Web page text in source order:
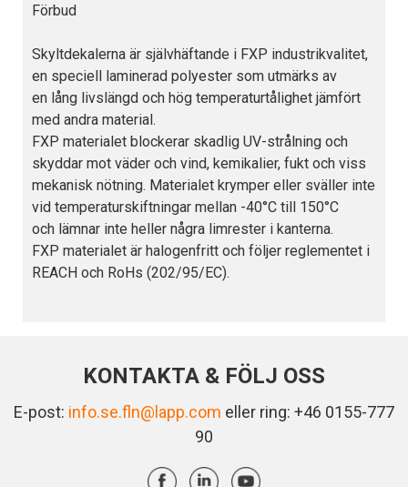
Förbud
Skyltdekalerna är självhäftande i FXP industrikvalitet,
en speciell laminerad polyester som utmärks av
en lång livslängd och hög temperaturtålighet jämfört
med andra material.
FXP materialet blockerar skadlig UV-strålning och
skyddar mot väder och vind, kemikalier, fukt och viss
mekanisk nötning. Materialet krymper eller sväller inte
vid temperaturskiftningar mellan -40°C till 150°C
och lämnar inte heller några limrester i kanterna.
FXP materialet är halogenfritt och följer reglementet i
REACH och RoHs (202/95/EC).
KONTAKTA & FÖLJ OSS
E-post: info.se.fln@lapp.com eller ring: +46 0155-777
90